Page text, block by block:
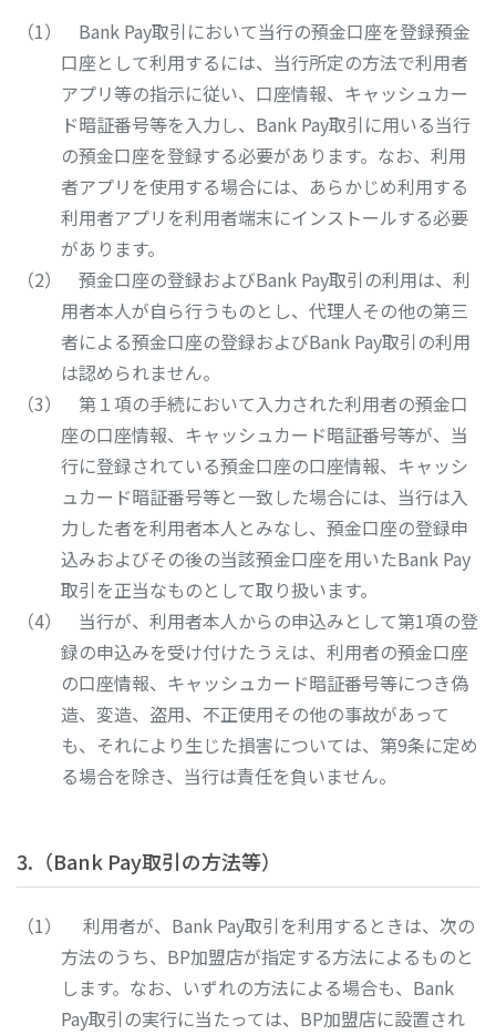
Bank Pay取引において当行の預金口座を登録預金
口座として利用するには、当行所定の方法で利用者
アプリ等の指示に従い、口座情報、キャッシュカー
ド暗証番号等を入力し、Bank Pay取引に用いる当行
の預金口座を登録する必要があります。なお、利用
者アプリを使用する場合には、あらかじめ利用する
利用者アプリを利用者端末にインストールする必要
があります。
預金口座の登録およびBank Pay取引の利用は、利
用者本人が自ら行うものとし、代理人その他の第三
者による預金口座の登録およびBank Pay取引の利用
は認められません。
第１項の手続において入力された利用者の預金口
座の口座情報、キャッシュカード暗証番号等が、当
行に登録されている預金口座の口座情報、キャッシ
ュカード暗証番号等と一致した場合には、当行は入
力した者を利用者本人とみなし、預金口座の登録申
込みおよびその後の当該預金口座を用いたBank Pay
取引を正当なものとして取り扱います。
当行が、利用者本人からの申込みとして第1項の登
録の申込みを受け付けたうえは、利用者の預金口座
の口座情報、キャッシュカード暗証番号等につき偽
造、変造、盗用、不正使用その他の事故があって
も、それにより生じた損害については、第9条に定め
る場合を除き、当行は責任を負いません。
3.（Bank Pay取引の方法等）
利用者が、Bank Pay取引を利用するときは、次の
方法のうち、BP加盟店が指定する方法によるものと
します。なお、いずれの方法による場合も、Bank
Pay取引の実行に当たっては、BP加盟店に設置され